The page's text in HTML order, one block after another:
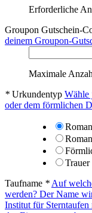
Erforderliche
Groupon Gutschein-
deinem Groupon-
Maximale
* Urkundentyp Wähle
oder dem förmlichen
Taufname * Auf
werden? Der Name
Institut für